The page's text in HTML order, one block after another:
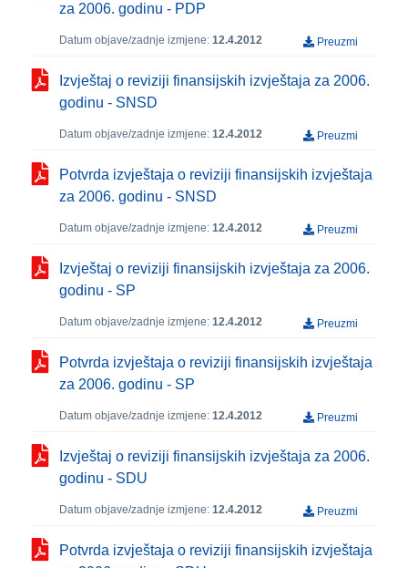
za 2006. godinu - PDP
Datum objave/zadnje izmjene: 12.4.2012 Preuzmi
Izvještaj o reviziji finansijskih izvještaja za 2006.
godinu - SNSD
Datum objave/zadnje izmjene: 12.4.2012 Preuzmi
Potvrda izvještaja o reviziji finansijskih izvještaja
za 2006. godinu - SNSD
Datum objave/zadnje izmjene: 12.4.2012 Preuzmi
Izvještaj o reviziji finansijskih izvještaja za 2006.
godinu - SP
Datum objave/zadnje izmjene: 12.4.2012 Preuzmi
Potvrda izvještaja o reviziji finansijskih izvještaja
za 2006. godinu - SP
Datum objave/zadnje izmjene: 12.4.2012 Preuzmi
Izvještaj o reviziji finansijskih izvještaja za 2006.
godinu - SDU
Datum objave/zadnje izmjene: 12.4.2012 Preuzmi
Potvrda izvještaja o reviziji finansijskih izvještaja